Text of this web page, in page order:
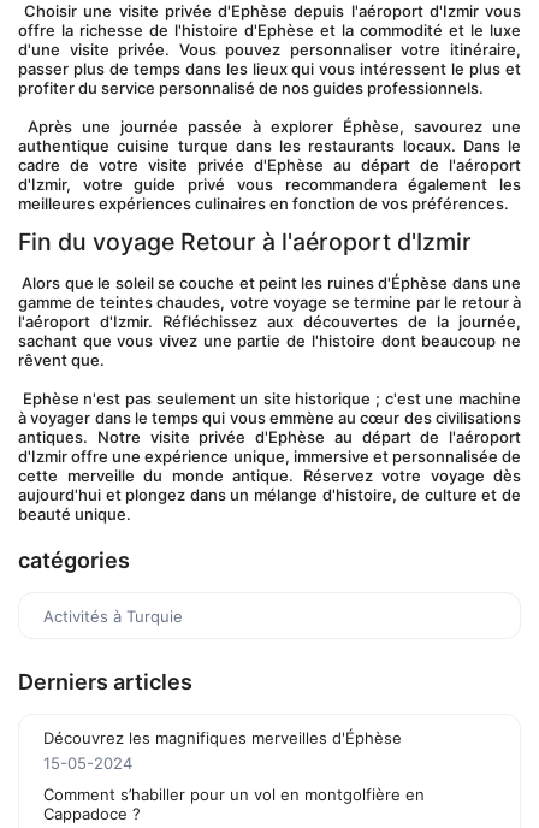
Choisir une visite privée d'Ephèse depuis l'aéroport d'Izmir vous
offre la richesse de l'histoire d'Ephèse et la commodité et le luxe
d'une visite privée. Vous pouvez personnaliser votre itinéraire,
passer plus de temps dans les lieux qui vous intéressent le plus et
profiter du service personnalisé de nos guides professionnels.
Après une journée passée à explorer Éphèse, savourez une
authentique cuisine turque dans les restaurants locaux. Dans le
cadre de votre visite privée d'Ephèse au départ de l'aéroport
d'Izmir, votre guide privé vous recommandera également les
meilleures expériences culinaires en fonction de vos préférences.
Fin du voyage Retour à l'aéroport d'Izmir
Alors que le soleil se couche et peint les ruines d'Éphèse dans une
gamme de teintes chaudes, votre voyage se termine par le retour à
l'aéroport d'Izmir. Réfléchissez aux découvertes de la journée,
sachant que vous vivez une partie de l'histoire dont beaucoup ne
rêvent que.
à voyager dans le temps qui vous emmène au cœur des civilisations
antiques. Notre visite privée d'Ephèse au départ de l'aéroport
d'Izmir offre une expérience unique, immersive et personnalisée de
cette merveille du monde antique. Réservez votre voyage dès
aujourd'hui et plongez dans un mélange d'histoire, de culture et de
beauté unique.
catégories
Activités à Turquie
Derniers articles
Découvrez les magnifiques merveilles d'Éphèse
15-05-2024
Comment s’habiller pour un vol en montgolfière en
Cappadoce ?